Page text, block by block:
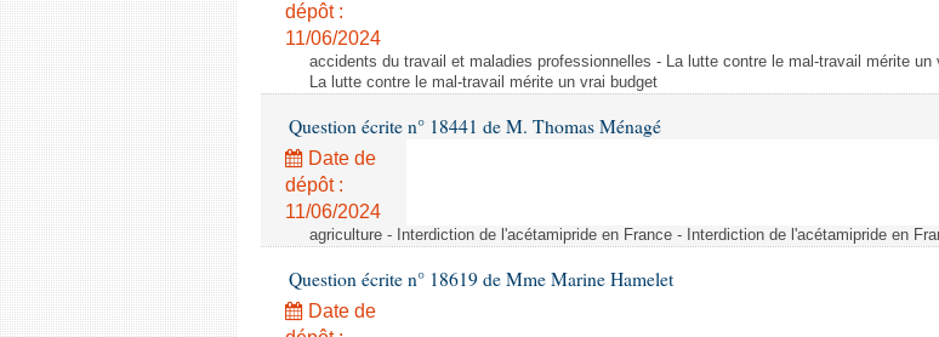
dépôt :
11/06/2024
accidents du travail et maladies professionnelles - La lutte contre le mal-travail mérite un
La lutte contre le mal-travail mérite un vrai budget
Question écrite n° 18441 de M. Thomas Ménagé
Date de
dépôt :
11/06/2024
agriculture - Interdiction de l'acétamipride en France - Interdiction de l'acétamipride en
Question écrite n° 18619 de Mme Marine Hamelet
Date de